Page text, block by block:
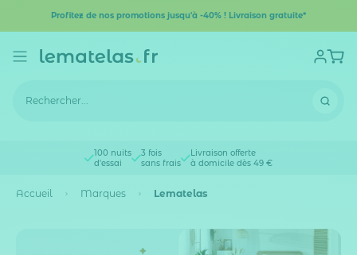
Profitez de nos promotions jusqu'à -40% ! Livraison gratuite*
100 nuits
d'essai
3 fois
sans frais
Livraison offerte
à domicile dès 49 €
Accueil Marques Lematelas